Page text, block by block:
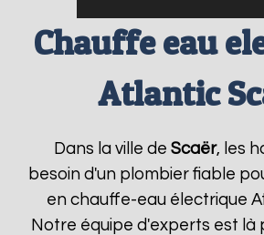
Chauffe eau
Atlantic
Dans la ville deScaër, les
besoin d'un plombier fiable
en chauffe-eau électrique
Notre équipe d'experts est là